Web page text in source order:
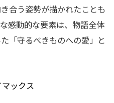
合う姿勢が描かれたことも
感動的な要素は、物語全体
「守るべきものへの愛」と
ックス